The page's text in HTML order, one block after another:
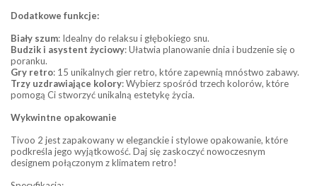
Dodatkowe funkcje:
Biały szum: Idealny do relaksu i głębokiego snu.
Budzik i asystent życiowy: Ułatwia planowanie dnia i budzenie się o
poranku.
Gry retro: 15 unikalnych gier retro, które zapewnią mnóstwo zabawy.
Trzy uzdrawiające kolory: Wybierz spośród trzech kolorów, które
pomogą Ci stworzyć unikalną estetykę życia.
Wykwintne opakowanie
Tivoo 2 jest zapakowany w eleganckie i stylowe opakowanie, które
podkreśla jego wyjątkowość. Daj się zaskoczyć nowoczesnym
designem połączonym z klimatem retro!